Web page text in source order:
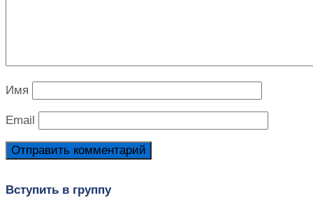
Имя
Email
Вступить в группу